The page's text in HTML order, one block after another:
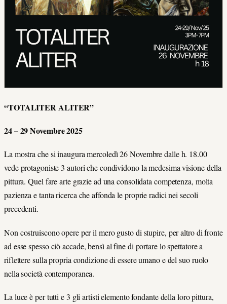
“TOTALITER ALITER”
24 – 29 Novembre 2025
La mostra che si inaugura mercoledì 26 Novembre dalle h. 18.00
vede protagoniste 3 autori che condividono la medesima visione della
pittura. Quel fare arte grazie ad una consolidata competenza, molta
pazienza e tanta ricerca che affonda le proprie radici nei secoli
precedenti.
Non costruiscono opere per il mero gusto di stupire, per altro di fronte
ad esse spesso ciò accade, bensì al fine di portare lo spettatore a
riflettere sulla propria condizione di essere umano e del suo ruolo
nella società contemporanea.
La luce è per tutti e 3 gli artisti elemento fondante della loro pittura,